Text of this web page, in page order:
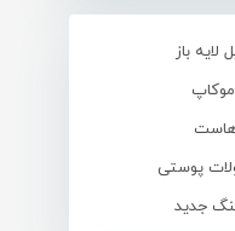
لایه باز
موکاپ
پوستی
جدید